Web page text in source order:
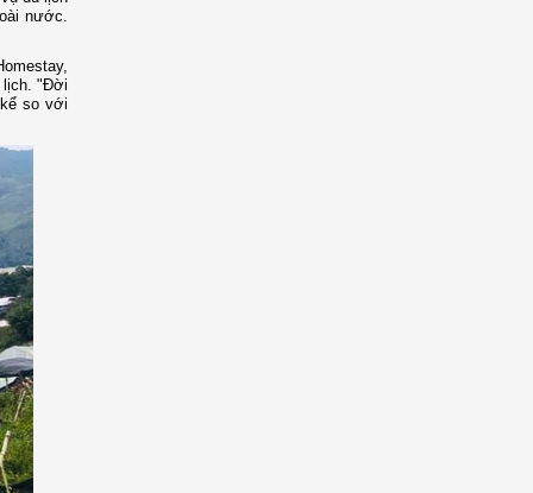
nước.
lịch. "Đời
so với